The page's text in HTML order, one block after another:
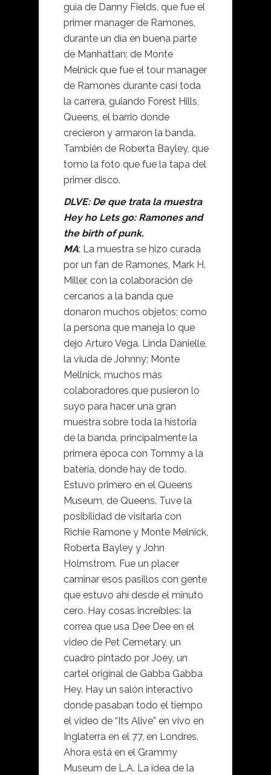
guía de Danny Fields, que fue el
primer manager de Ramones,
durante un día en buena parte
de Manhattan; de Monte
Melnick que fue el tour manager
de Ramones durante casi toda
la carrera, guiando Forest Hills,
Queens, el barrio donde
crecieron y armaron la banda.
También de Roberta Bayley, que
tomo la foto que fue la tapa del
primer disco.
DLVE: De que trata la muestra
Hey ho Lets go: Ramones and
the birth of punk.
MA: La muestra se hizo curada
por un fan de Ramones, Mark H.
Miller, con la colaboración de
cercanos a la banda que
donaron muchos objetos; como
la persona que maneja lo que
dejo Arturo Vega. Linda Danielle,
la viuda de Johnny; Monte
Mellnick, muchos más
colaboradores que pusieron lo
suyo para hacer una gran
muestra sobre toda la historia
de la banda, principalmente la
primera época con Tommy a la
batería, donde hay de todo.
Estuvo primero en el Queens
Museum, de Queens. Tuve la
posibilidad de visitarla con
Richie Ramone y Monte Melnick,
Roberta Bayley y John
Holmstrom. Fue un placer
caminar esos pasillos con gente
que estuvo ahí desde el minuto
cero. Hay cosas increíbles: la
correa que usa Dee Dee en el
video de Pet Cemetary, un
cuadro pintado por Joey, un
cartel original de Gabba Gabba
Hey. Hay un salón interactivo
donde pasaban todo el tiempo
el video de “Its Alive” en vivo en
Inglaterra en el 77, en Londres.
Ahora está en el Grammy
Museum de L.A. La idea de la